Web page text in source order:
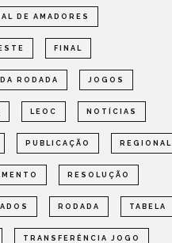
DE AMADORES
FINAL
RODADA JOGOS
LEOC NOTÍCIAS
PUBLICAÇÃO REGIONAL
RESOLUÇÃO
RODADA TABELA
TRANSFERÊNCIA JOGO